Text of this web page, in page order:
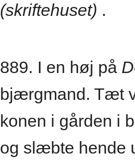
(skriftehuset) .
889. I en høj på
bjærgmand. Tæt
konen i gården i
og slæbte hende